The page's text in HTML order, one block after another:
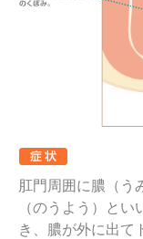
肛門周囲に膿（う
（のうよう）と
き、膿が外に出て